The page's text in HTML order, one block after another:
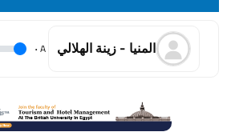
المنيا - زينة الهلالي A
.